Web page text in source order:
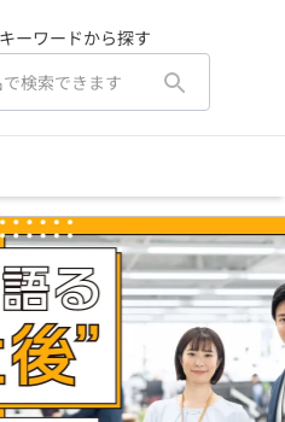
ーワードから探す